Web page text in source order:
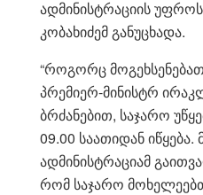
ადმინისტრაციის
კობახიძემ განუცხადა.
“როგორც
პრემიერ-მინისტრ
ბრძანებით, საჯარო
09.00 საათიდან
ადმინისტრაციამ
რომ საჯარო